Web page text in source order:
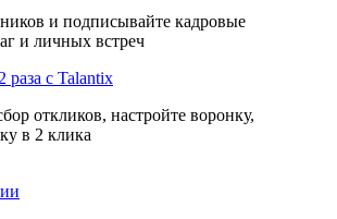
и подписывайте кадровые
и личных встреч
раза с Talantix
откликов, настройте воронку,
в 2 клика